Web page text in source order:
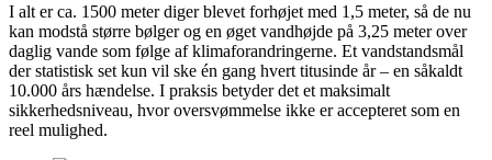
I alt er ca. 1500 meter diger blevet forhøjet med 1,5 meter, så de nu
kan modstå større bølger og en øget vandhøjde på 3,25 meter over
daglig vande som følge af klimaforandringerne. Et vandstandsmål
der statistisk set kun vil ske én gang hvert titusinde år – en såkaldt
10.000 års hændelse. I praksis betyder det et maksimalt
sikkerhedsniveau, hvor oversvømmelse ikke er accepteret som en
reel mulighed.